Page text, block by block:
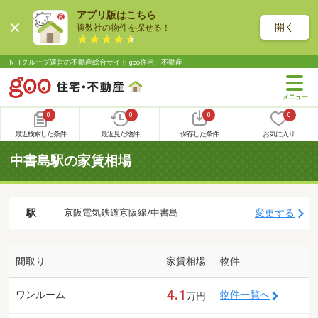
アプリ版はこちら
複数社の物件を探せる！ 開く
NTTグループ運営の不動産総合サイト goo住宅・不動産
0
最近検索した条件
0
最近見た物件
0
保存した条件
0
お気に入り
中書島駅の家賃相場
駅 京阪電気鉄道京阪線/中書島 変更する
間取り 家賃相場 物件
ワンルーム 4.1万円 物件一覧へ